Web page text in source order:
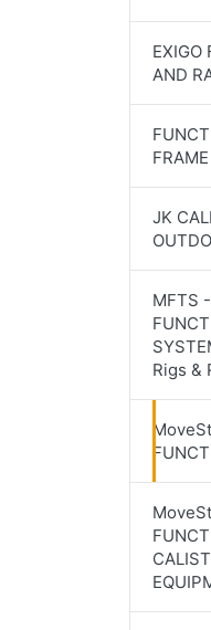
EXIGO
AND
FRAME
JK
MFTS
Rigs &